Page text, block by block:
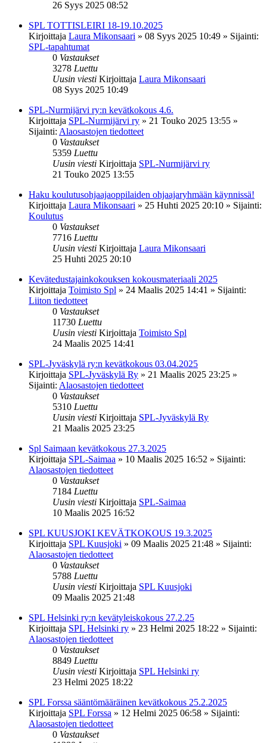
26 Syys 2025 08:52
SPL TOTTISLEIRI 18-19.10.2025
Kirjoittaja Laura Mikonsaari » 08 Syys 2025 10:49 » Sijainti:
SPL-tapahtumat
0 Vastaukset
3278 Luettu
Uusin viesti Kirjoittaja Laura Mikonsaari
08 Syys 2025 10:49
SPL-Nurmijärvi ry:n kevätkokous 4.6.
Kirjoittaja SPL-Nurmijärvi ry » 21 Touko 2025 13:55 »
Sijainti: Alaosastojen tiedotteet
0 Vastaukset
5359 Luettu
Uusin viesti Kirjoittaja SPL-Nurmijärvi ry
21 Touko 2025 13:55
Haku koulutusohjaajaoppilaiden ohjaajaryhmään käynnissä!
Kirjoittaja Laura Mikonsaari » 25 Huhti 2025 20:10 » Sijainti:
Koulutus
0 Vastaukset
7716 Luettu
Uusin viesti Kirjoittaja Laura Mikonsaari
25 Huhti 2025 20:10
Kevätedustajainkokouksen kokousmateriaali 2025
Kirjoittaja Toimisto Spl » 24 Maalis 2025 14:41 » Sijainti:
Liiton tiedotteet
0 Vastaukset
11730 Luettu
Uusin viesti Kirjoittaja Toimisto Spl
24 Maalis 2025 14:41
SPL-Jyväskylä ry:n kevätkokous 03.04.2025
Kirjoittaja SPL-Jyväskylä Ry » 21 Maalis 2025 23:25 »
Sijainti: Alaosastojen tiedotteet
0 Vastaukset
5310 Luettu
Uusin viesti Kirjoittaja SPL-Jyväskylä Ry
21 Maalis 2025 23:25
Spl Saimaan kevätkokous 27.3.2025
Kirjoittaja SPL-Saimaa » 10 Maalis 2025 16:52 » Sijainti:
Alaosastojen tiedotteet
0 Vastaukset
7184 Luettu
Uusin viesti Kirjoittaja SPL-Saimaa
10 Maalis 2025 16:52
SPL KUUSJOKI KEVÄTKOKOUS 19.3.2025
Kirjoittaja SPL Kuusjoki » 09 Maalis 2025 21:48 » Sijainti:
Alaosastojen tiedotteet
0 Vastaukset
5788 Luettu
Uusin viesti Kirjoittaja SPL Kuusjoki
09 Maalis 2025 21:48
SPL Helsinki ry:n kevätyleiskokous 27.2.25
Kirjoittaja SPL Helsinki ry » 23 Helmi 2025 18:22 » Sijainti:
Alaosastojen tiedotteet
0 Vastaukset
8849 Luettu
Uusin viesti Kirjoittaja SPL Helsinki ry
23 Helmi 2025 18:22
SPL Forssa sääntömääräinen kevätkokous 25.2.2025
Kirjoittaja SPL Forssa » 12 Helmi 2025 06:58 » Sijainti:
Alaosastojen tiedotteet
0 Vastaukset